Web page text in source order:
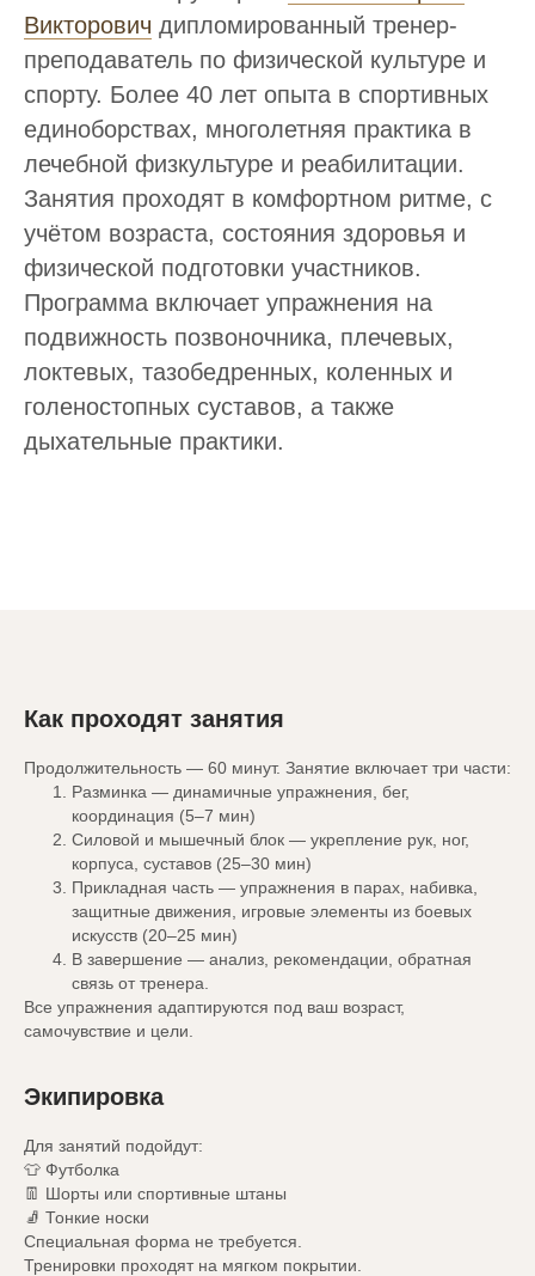
Викторович дипломированный тренер-
преподаватель по физической культуре и
спорту. Более 40 лет опыта в спортивных
единоборствах, многолетняя практика в
лечебной физкультуре и реабилитации.
Занятия проходят в комфортном ритме, с
учётом возраста, состояния здоровья и
физической подготовки участников.
Программа включает упражнения на
подвижность позвоночника, плечевых,
локтевых, тазобедренных, коленных и
голеностопных суставов, а также
дыхательные практики.
Как проходят занятия
Продолжительность — 60 минут. Занятие включает три части:
Разминка — динамичные упражнения, бег,
координация (5–7 мин)
Силовой и мышечный блок — укрепление рук, ног,
корпуса, суставов (25–30 мин)
Прикладная часть — упражнения в парах, набивка,
защитные движения, игровые элементы из боевых
искусств (20–25 мин)
В завершение — анализ, рекомендации, обратная
связь от тренера.
Все упражнения адаптируются под ваш возраст,
самочувствие и цели.
Экипировка
Для занятий подойдут:
👕 Футболка
👖 Шорты или спортивные штаны
🧦 Тонкие носки
Специальная форма не требуется.
Тренировки проходят на мягком покрытии.